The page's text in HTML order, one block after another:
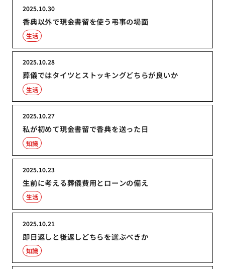
香典以外で現金書留を使う弔事の場面
2025.10.30
生活
葬儀ではタイツとストッキングどちらが良いか
2025.10.28
生活
私が初めて現金書留で香典を送った日
2025.10.27
知識
生前に考える葬儀費用とローンの備え
2025.10.23
生活
即日返しと後返しどちらを選ぶべきか
2025.10.21
知識